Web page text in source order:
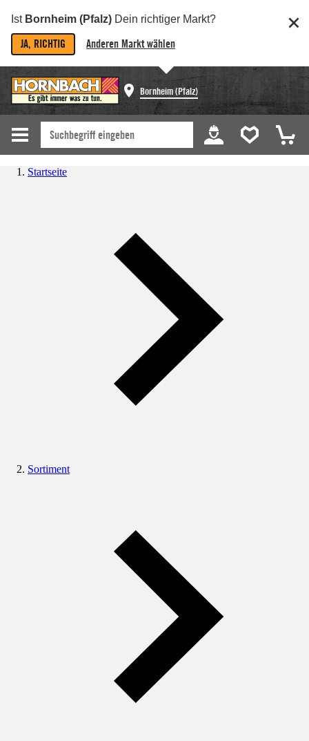
Ist Bornheim (Pfalz) Dein richtiger Markt?
JA, RICHTIG Anderen Markt wählen
Bornheim (Pfalz)
Startseite
Sortiment